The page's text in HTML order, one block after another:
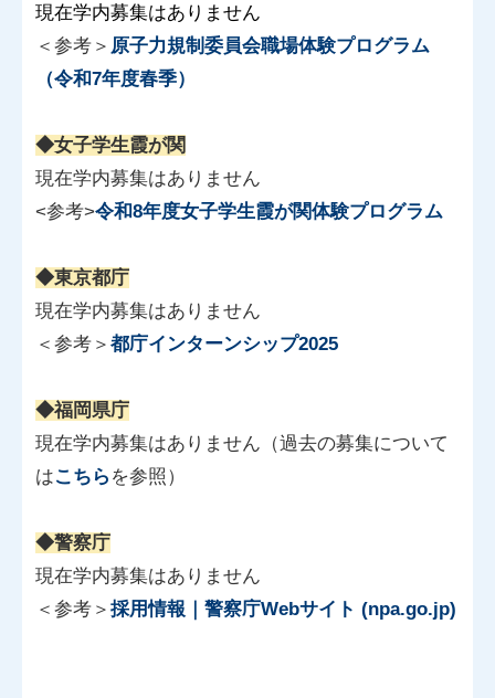
現在学内募集はありません
＜参考＞ 原子力規制委員会職場体験プログラム
（令和7年度春季）
◆女子学生霞が関
現在学内募集はありません
<参考>令和8年度女子学生霞が関体験プログラム
◆東京都庁
現在学内募集はありません
＜参考＞ 都庁インターンシップ2025
◆福岡県庁
現在学内募集はありません（過去の募集について
はこちら を参照）
◆警察庁
現在学内募集はありません
＜参考＞ 採用情報｜警察庁Webサイト (npa.go.jp)